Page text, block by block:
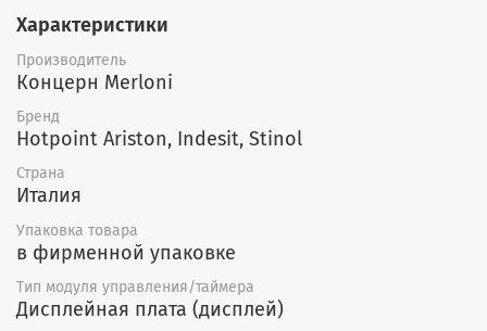
Характеристики
Производитель
Концерн Merloni
Бренд
Hotpoint Ariston, Indesit, Stinol
Страна
Италия
Упаковка товара
в фирменной упаковке
Тип модуля управления/таймера
Дисплейная плата (дисплей)